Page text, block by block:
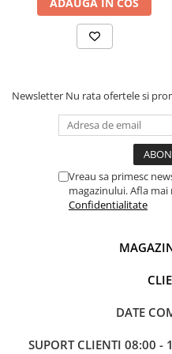
Mandrină cu 4 fălci din fontă
Mandrină cu 4 fălci din otel
Instrumente de prindere
Dispozitive de prindere
Elemente de prindere
Fălci pentru PHV / VHV
Papusa mobila / con de
Instrumente de masurare
Bloc ecartament, masurare și
Newsletter Nu rata ofertele si
Vreau sa primesc
magazinului. Afla mai
Confidentialitate
DATE
SUPORT CLIENTI 08:00 -